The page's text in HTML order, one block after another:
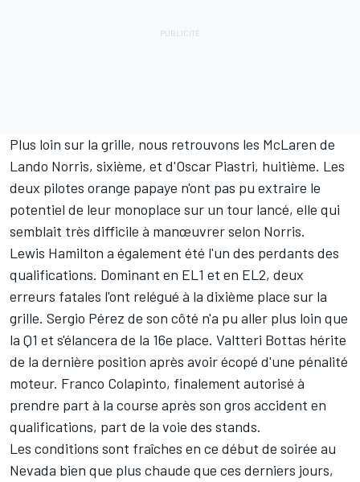
Plus loin sur la grille, nous retrouvons les McLaren de
Lando Norris, sixième, et d'Oscar Piastri, huitième. Les
deux pilotes orange papaye n'ont pas pu extraire le
potentiel de leur monoplace sur un tour lancé, elle qui
semblait très difficile à manœuvrer selon Norris.
Lewis Hamilton a également été l'un des perdants des
qualifications. Dominant en EL1 et en EL2, deux
erreurs fatales l'ont relégué à la dixième place sur la
grille. Sergio Pérez de son côté n'a pu aller plus loin que
la Q1 et s'élancera de la 16e place. Valtteri Bottas hérite
de la dernière position après avoir écopé d'une pénalité
moteur. Franco Colapinto, finalement autorisé à
prendre part à la course après son gros accident en
qualifications, part de la voie des stands.
Les conditions sont fraîches en ce début de soirée au
Nevada bien que plus chaude que ces derniers jours,